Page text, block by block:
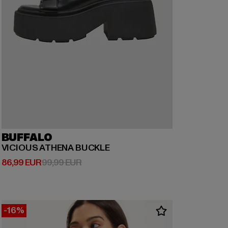
BUFFALO
VICIOUS ATHENA BUCKLE
86,99 EUR
Prix courant: 86,99 EUR
99,99 EURPrix en promotion: 99,99 EUR
-16%